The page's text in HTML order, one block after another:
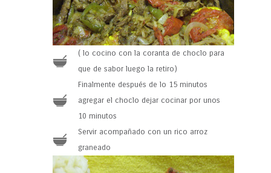
( lo cocino con la coranta de choclo para
que de sabor luego la retiro)
Finalmente después de lo 15 minutos
agregar el choclo dejar cocinar por unos
10 minutos
Servir acompañado con un rico arroz
graneado